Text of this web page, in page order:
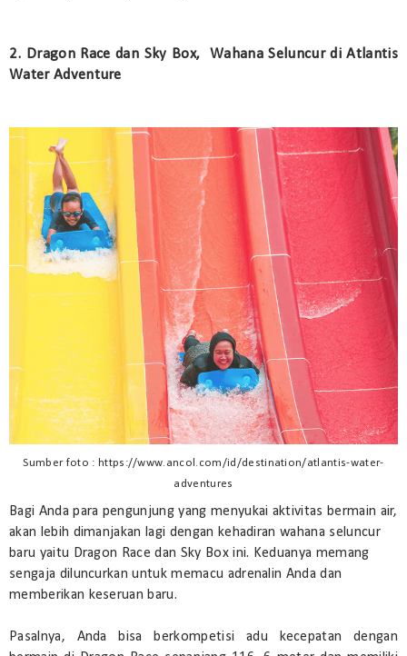
2. Dragon Race dan Sky Box, Wahana Seluncur di Atlantis
Water Adventure
Sumber foto : https://www.ancol.com/id/destination/atlantis-water-
adventures
Bagi Anda para pengunjung yang menyukai aktivitas bermain air,
akan lebih dimanjakan lagi dengan kehadiran wahana seluncur
baru yaitu Dragon Race dan Sky Box ini. Keduanya memang
sengaja diluncurkan untuk memacu adrenalin Anda dan
memberikan keseruan baru.
Pasalnya, Anda bisa berkompetisi adu kecepatan dengan